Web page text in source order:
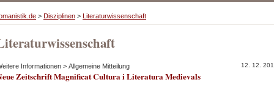
> Disziplinen > Literaturwissenschaft
Informationen > Allgemeine Mitteilung 12. 12.
Zeitschrift Magnificat Cultura i Literatura Medievals